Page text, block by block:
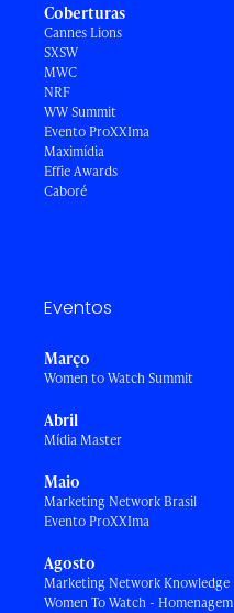
Coberturas
Cannes Lions
SXSW
MWC
NRF
WW Summit
Evento ProXXIma
Maximídia
Effie Awards
Caboré
Eventos
Março
Women to Watch Summit
Abril
Mídia Master
Maio
Marketing Network Brasil
Evento ProXXIma
Agosto
Marketing Network Knowledge
Women To Watch - Homenagem